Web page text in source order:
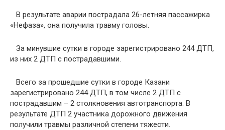
В результате аварии пострадала 26-летняя пассажирка
«Нефаза», она получила травму головы.
За минувшие сутки в городе зарегистрировано 244 ДТП,
из них 2 ДТП с пострадавшими.
Всего за прошедшие сутки в городе Казани
зарегистрировано 244 ДТП, в том числе 2 ДТП с
пострадавшим – 2 столкновения автотранспорта. В
результате ДТП 2 участника дорожного движения
получили травмы различной степени тяжести.